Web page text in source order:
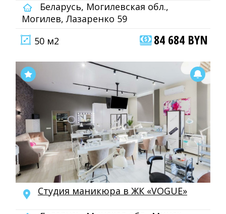
Беларусь, Могилевская обл.,
Могилев, Лазаренко 59
50 м2
84 684 BYN
Студия маникюра в ЖК «VOGUE»